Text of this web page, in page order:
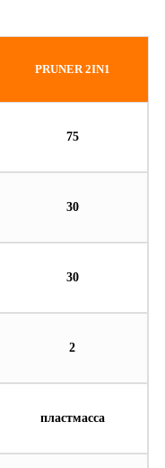
PRUNER 2IN1
75
30
30
2
пластмасса